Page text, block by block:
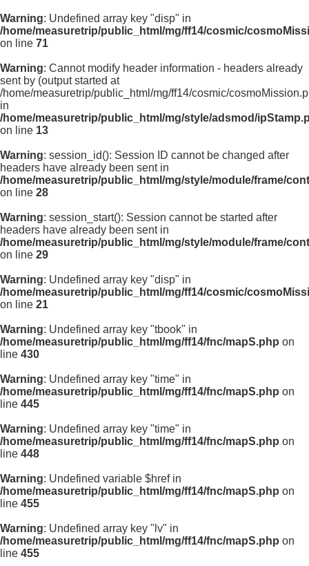
Warning: Undefined array key "disp" in
/home/measuretrip/public_html/mg/ff14/cosmic/
on line 71
Warning: Cannot modify header information - headers already
sent by (output started at
/home/measuretrip/public_html/mg/ff14/cosmic/
in
/home/measuretrip/public_html/mg/style/adsmod/
on line 13
Warning: session_id(): Session ID cannot be changed after
headers have already been sent in
/home/measuretrip/public_html/mg/style/module/frame/
on line 28
Warning: session_start(): Session cannot be started after
headers have already been sent in
/home/measuretrip/public_html/mg/style/module/frame/
on line 29
Warning: Undefined array key "disp" in
/home/measuretrip/public_html/mg/ff14/cosmic/
on line 21
Warning: Undefined array key "tbook" in
/home/measuretrip/public_html/mg/ff14/fnc/mapS.php on
line 430
Warning: Undefined array key "time" in
/home/measuretrip/public_html/mg/ff14/fnc/mapS.php on
line 445
Warning: Undefined array key "time" in
/home/measuretrip/public_html/mg/ff14/fnc/mapS.php on
line 448
Warning: Undefined variable $href in
/home/measuretrip/public_html/mg/ff14/fnc/mapS.php on
line 455
Warning: Undefined array key "lv" in
/home/measuretrip/public_html/mg/ff14/fnc/mapS.php on
line 455